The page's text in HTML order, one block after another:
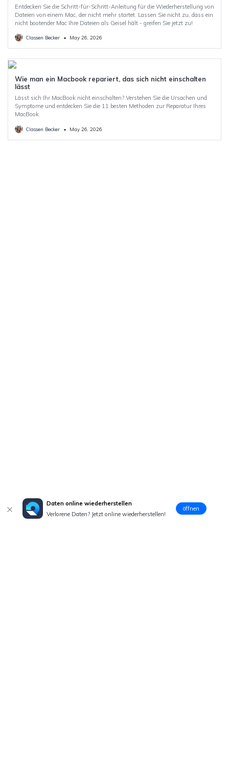
Entdecken Sie die Schritt-für-Schritt-Anleitung für die Wiederherstellung von
Dateien von einem Mac, der nicht mehr startet. Lassen Sie nicht zu, dass ein
nicht bootender Mac Ihre Dateien als Geisel hält - greifen Sie jetzt zu!
Classen Becker • May 26, 2026
Wie man ein Macbook repariert, das sich nicht einschalten
lässt
Lässt sich Ihr MacBook nicht einschalten? Verstehen Sie die Ursachen und
Symptome und entdecken Sie die 11 besten Methoden zur Reparatur Ihres
MacBook.
Classen Becker • May 26, 2026
Daten online wiederherstellen
Verlorene Daten? Jetzt online wiederherstellen!
öffnen